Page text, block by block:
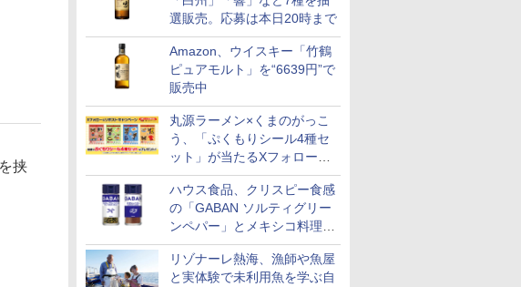
選販売。応募は本日20時まで
Amazon、ウイスキー「竹鶴
ピュアモルト」を“6639円”で
販売中
丸源ラーメン×くまのがっこ
う、「ぷくもりシール4種セ
ット」が当たるXフォロー＆
リポストキャンペーン実施
ハウス食品、クリスピー食感
の「GABAN ソルティグリー
ンペパー」とメキシコ料理に
合う「GABAN チポトレペパ
ー」発売
リゾナーレ熱海、漁師や魚屋
と実体験で未利用魚を学ぶ自
挟